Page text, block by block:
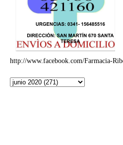
http://www.facebook.com/Farmacia-